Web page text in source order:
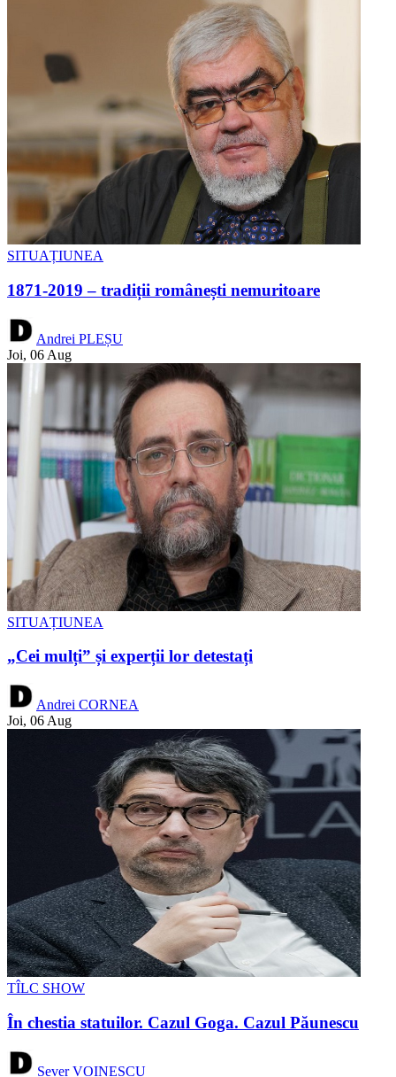
SITUAȚIUNEA
1871-2019 – tradiții românești nemuritoare
Andrei PLEȘU
Joi, 06 Aug
SITUAȚIUNEA
„Cei mulți” și experții lor detestați
Andrei CORNEA
Joi, 06 Aug
TÎLC SHOW
În chestia statuilor. Cazul Goga. Cazul Păunescu
Sever VOINESCU